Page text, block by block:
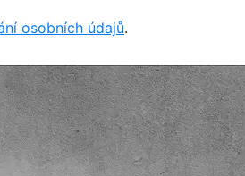
osobních údajů.